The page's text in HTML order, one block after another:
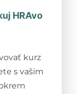
HRAvo
kurz
s vašim